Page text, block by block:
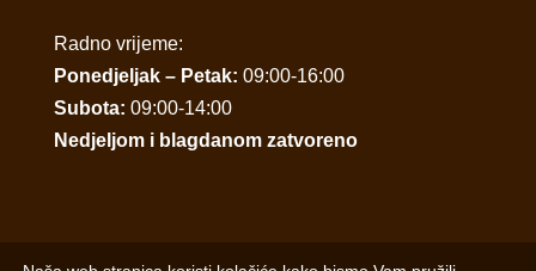
Radno vrijeme:
Ponedjeljak – Petak: 09:00-16:00
Subota: 09:00-14:00
Nedjeljom i blagdanom zatvoreno